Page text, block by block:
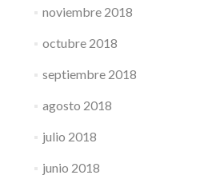
noviembre 2018
octubre 2018
septiembre 2018
agosto 2018
julio 2018
junio 2018